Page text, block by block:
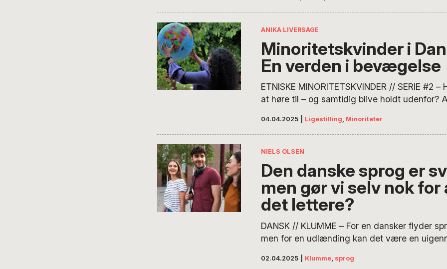
ANIKA LIVERSAGE
Minoritetskvinder i
En verden i bevægelse
ETNISKE MINORITETSKVINDER // SERIE #2
at høre til – og samtidig blive holdt udenfor?
om vold, modstandskraft og etniske
for frihed og værdighed. Hvert år udgiver
publikationen Indvandrere i Danmark. I…
04.04.2025 Ligestilling, Minoriteter
NIELS OLSEN
Den danske sprog er
men gør vi selv nok for
det lettere?
DANSK // KLUMME – For en dansker flyder
men for en udlænding kan det være en
danske sprog rummer nuancer, der kan
02.04.2025 Klumme, sprog